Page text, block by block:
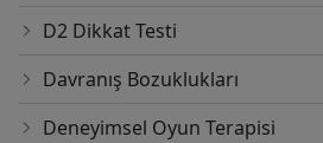
D2 Dikkat Testi
Davranış Bozuklukları
Deneyimsel Oyun Terapisi